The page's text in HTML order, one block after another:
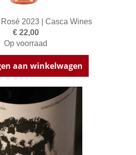
2023 | Casca Wines
€ 22,00
Op voorraad
aan winkelwagen